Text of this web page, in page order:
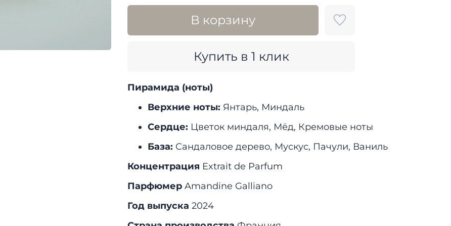
В корзину
Купить в 1 клик
Пирамида (ноты)
Верхние ноты: Янтарь, Миндаль
Сердце: Цветок миндаля, Мёд, Кремовые ноты
База: Сандаловое дерево, Мускус, Пачули, Ваниль
Концентрация Extrait de Parfum
Парфюмер Amandine Galliano
Год выпуска 2024